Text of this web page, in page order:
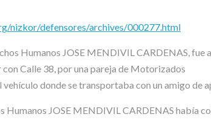
nizkor/defensores/archives/000277.html
Humanos JOSE MENDIVIL CARDENAS,
Calle 38, por una pareja de Motorizados
donde se transportaba con un amigo
Humanos JOSE MENDIVIL CARDENAS había